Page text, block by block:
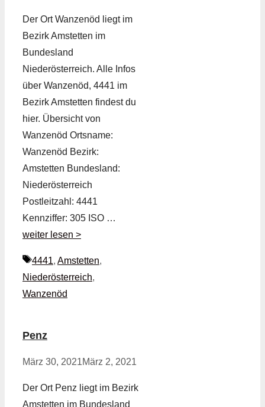
Der Ort Wanzenöd liegt im
Bezirk Amstetten im
Bundesland
Niederösterreich. Alle Infos
über Wanzenöd, 4441 im
Bezirk Amstetten findest du
hier. Übersicht von
Wanzenöd Ortsname:
Wanzenöd Bezirk:
Amstetten Bundesland:
Niederösterreich
Postleitzahl: 4441
Kennziffer: 305 ISO …
weiter lesen >
Schlagwörter
4441, Amstetten,
Niederösterreich,
Wanzenöd
Penz
März 30, 2021März 2, 2021
Der Ort Penz liegt im Bezirk
Amstetten im Bundesland